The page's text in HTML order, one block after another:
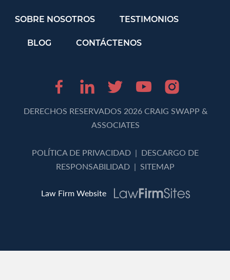
SOBRE NOSOTROS TESTIMONIOS
BLOG CONTÁCTENOS
Facebook (opens in
LinkedIn (opens
TwitterYoutube
DERECHOS RESERVADOS 2026 CRAIG SWAPP &
ASSOCIATES
POLÍTICA DE PRIVACIDAD | DESCARGO DE
RESPONSABILIDAD | SITEMAP
Law Firm Website